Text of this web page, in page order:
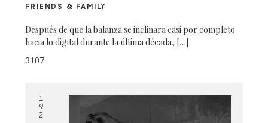
FRIENDS & FAMILY
Después de que la balanza se inclinara casi por completo
hacia lo digital durante la última década, […]
3107
1
9
2